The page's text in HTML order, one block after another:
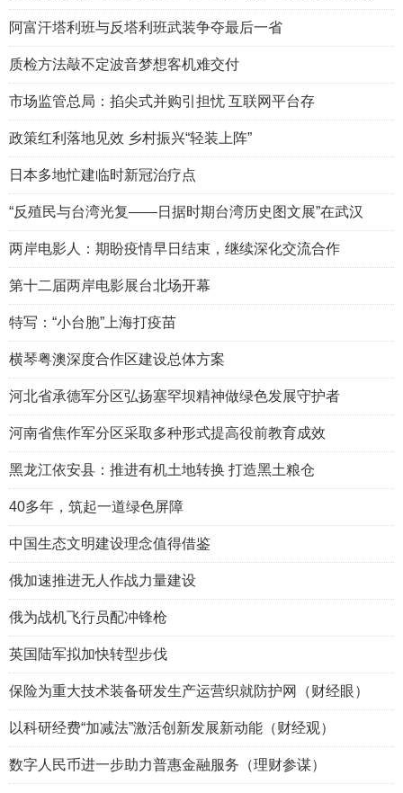
阿富汗塔利班与反塔利班武装争夺最后一省
质检方法敲不定波音梦想客机难交付
市场监管总局：掐尖式并购引担忧 互联网平台存
政策红利落地见效 乡村振兴“轻装上阵”
日本多地忙建临时新冠治疗点
“反殖民与台湾光复——日据时期台湾历史图文展”在武汉
两岸电影人：期盼疫情早日结束，继续深化交流合作
第十二届两岸电影展台北场开幕
特写：“小台胞”上海打疫苗
横琴粤澳深度合作区建设总体方案
河北省承德军分区弘扬塞罕坝精神做绿色发展守护者
河南省焦作军分区采取多种形式提高役前教育成效
黑龙江依安县：推进有机土地转换 打造黑土粮仓
40多年，筑起一道绿色屏障
中国生态文明建设理念值得借鉴
俄加速推进无人作战力量建设
俄为战机飞行员配冲锋枪
英国陆军拟加快转型步伐
保险为重大技术装备研发生产运营织就防护网（财经眼）
以科研经费“加减法”激活创新发展新动能（财经观）
数字人民币进一步助力普惠金融服务（理财参谋）